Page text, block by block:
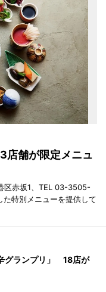
店舗が限定メニュ
区赤坂1、TEL 03-3505-
た特別メニューを提供して
グランプリ」 18店が